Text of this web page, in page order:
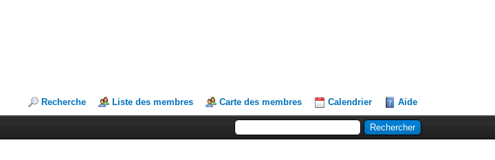
Recherche Liste des membres Carte des membres Calendrier Aide